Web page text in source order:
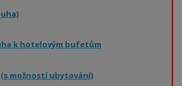
k hotelovým bufetům
možností ubytování)